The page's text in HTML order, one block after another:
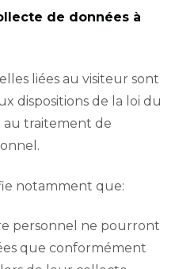
de données à
liées au visiteur sont
dispositions de la loi du
au traitement de
notamment que:
personnel ne pourront
que conformément